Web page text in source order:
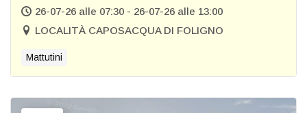
26-07-26 alle 07:30 - 26-07-26 alle 13:00
LOCALITÀ CAPOSACQUA DI FOLIGNO
Mattutini